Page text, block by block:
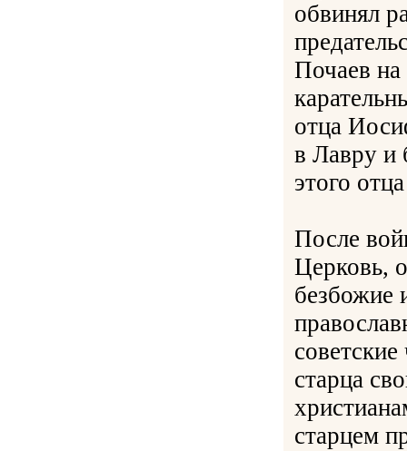
обвинял
Почаев
отца
в Лавру и
этого
После
Церковь,
безбожие
старца
старцем